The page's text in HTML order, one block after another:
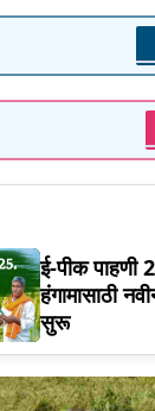
ई-पीक पाहणी
हंगामासाठी
सुरू